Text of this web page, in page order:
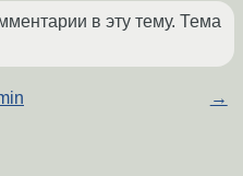
в эту тему. Тема
→